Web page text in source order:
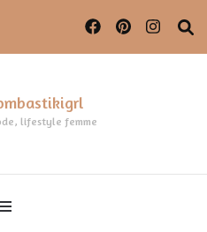
lifestyle femme